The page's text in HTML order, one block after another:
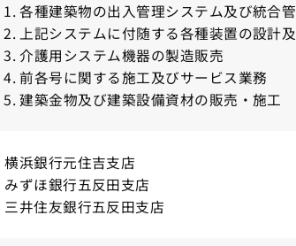
各種建築物の出入管理システム及び統合
上記システムに付随する各種装置の設計
介護用システム機器の製造販売
前各号に関する施工及びサービス業務
建築金物及び建築設備資材の販売・施工
横浜銀行元住吉支店
みずほ銀行五反田支店
三井住友銀行五反田支店